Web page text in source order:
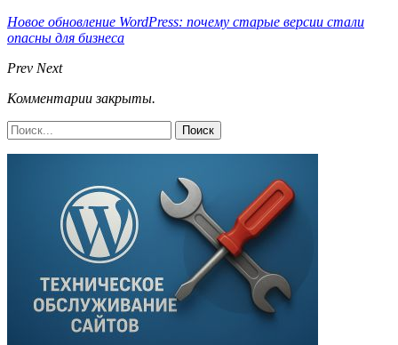
Новое обновление WordPress: почему старые версии стали
опасны для бизнеса
Prev Next
Комментарии закрыты.